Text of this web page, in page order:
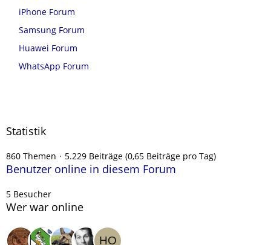
iPhone Forum
Samsung Forum
Huawei Forum
WhatsApp Forum
Statistik
860 Themen 5.229 Beiträge (0,65 Beiträge pro Tag)
Benutzer online in diesem Forum
5 Besucher
Wer war online